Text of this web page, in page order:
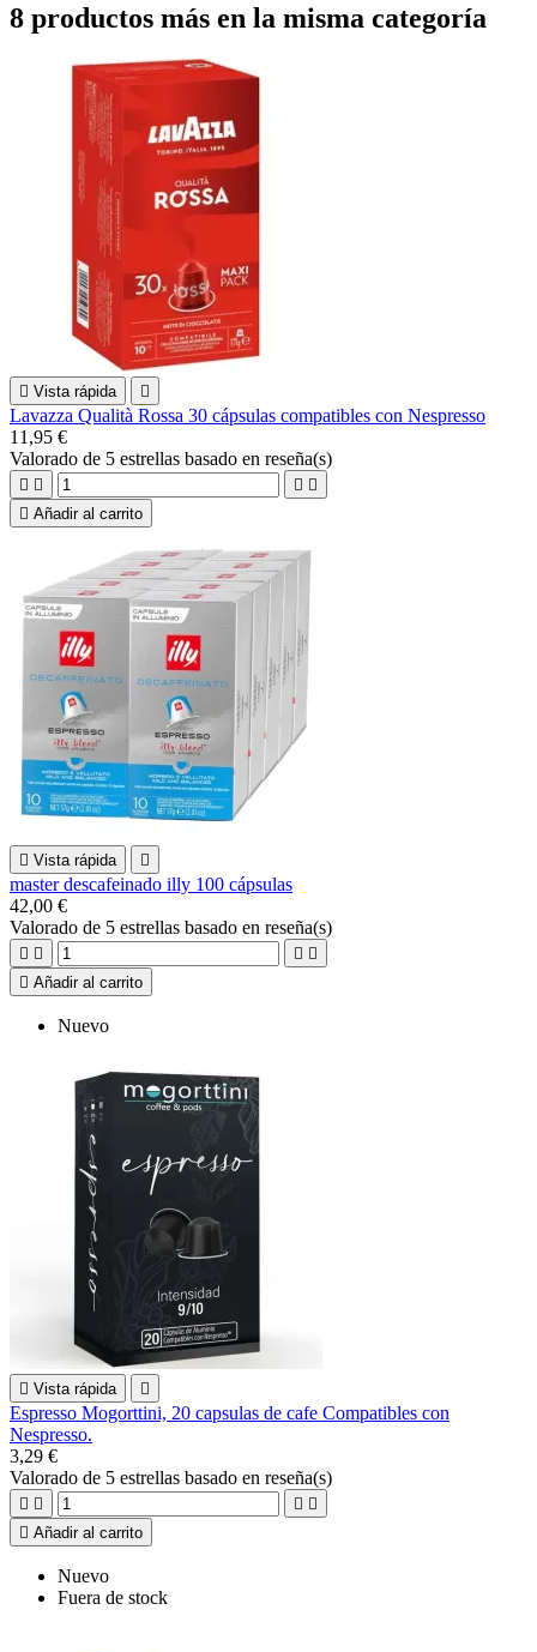
8 productos más en la misma categoría
 Vista rápida 
Lavazza Qualità Rossa 30 cápsulas compatibles con Nespresso
11,95 €
Valorado de 5 estrellas basado en reseña(s)
   
 Añadir al carrito
 Vista rápida 
master descafeinado illy 100 cápsulas
42,00 €
Valorado de 5 estrellas basado en reseña(s)
   
 Añadir al carrito
Nuevo
 Vista rápida 
Espresso Mogorttini, 20 capsulas de cafe Compatibles con
Nespresso.
3,29 €
Valorado de 5 estrellas basado en reseña(s)
   
 Añadir al carrito
Nuevo
Fuera de stock